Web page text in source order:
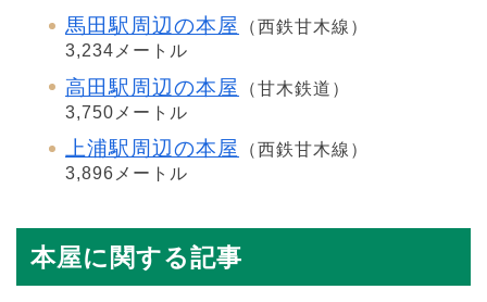
馬田駅周辺の本屋
（西鉄甘木線）
3,234メートル
高田駅周辺の本屋
（甘木鉄道）
3,750メートル
上浦駅周辺の本屋
（西鉄甘木線）
3,896メートル
本屋に関する記事